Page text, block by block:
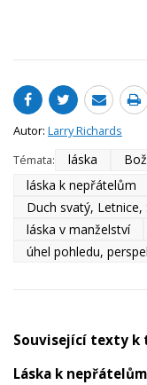
Autor: Larry Richards
Témata:
láska
láska k nepřátelům
Duch svatý,
láska v manželství
úhel pohledu,
Související texty k
Láska k nepřátelům